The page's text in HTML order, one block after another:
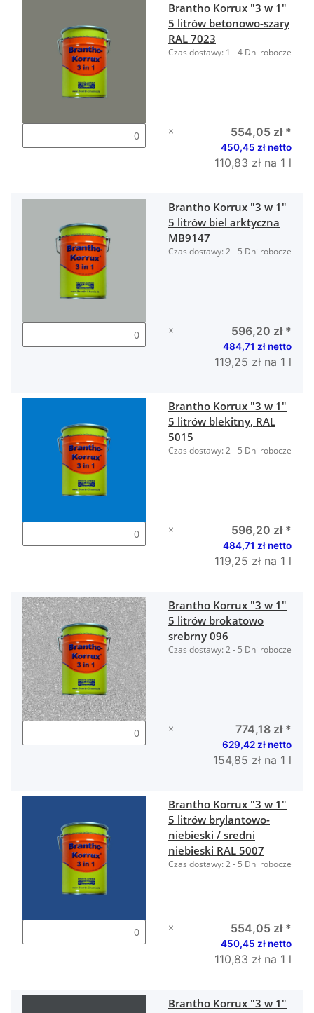
Brantho Korrux "3 w 1"
5 litrów betonowo-szary
RAL 7023
Czas dostawy: 1 - 4 Dni robocze
× 554,05 zł *
450,45 zł netto
110,83 zł na 1 l
Brantho Korrux "3 w 1"
5 litrów biel arktyczna
MB9147
Czas dostawy:2 - 5 Dni robocze
× 596,20 zł *
484,71 zł netto
119,25 zł na 1 l
Brantho Korrux "3 w 1"
5 litrów blekitny, RAL
5015
Czas dostawy:2 - 5 Dni robocze
× 596,20 zł *
484,71 zł netto
119,25 zł na 1 l
Brantho Korrux "3 w 1"
5 litrów brokatowo
srebrny 096
Czas dostawy:2 - 5 Dni robocze
× 774,18 zł *
629,42 zł netto
154,85 zł na 1 l
Brantho Korrux "3 w 1"
5 litrów brylantowo-
niebieski / sredni
niebieski RAL 5007
Czas dostawy:2 - 5 Dni robocze
× 554,05 zł *
450,45 zł netto
110,83 zł na 1 l
Brantho Korrux "3 w 1"